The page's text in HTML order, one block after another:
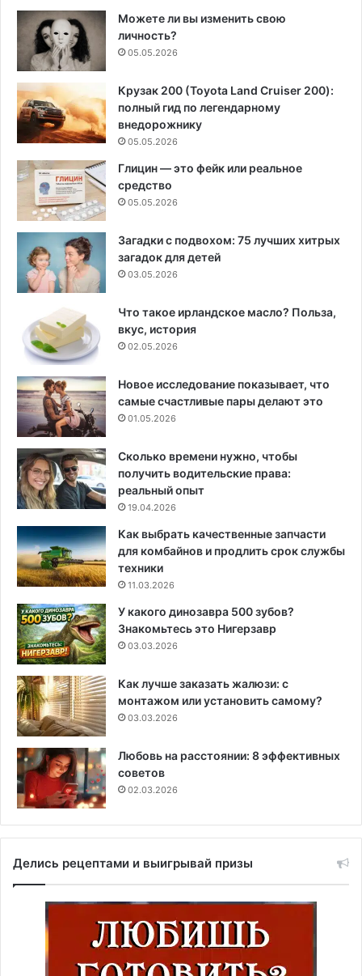
Можете ли вы изменить свою
личность?
05.05.2026
Крузак 200 (Toyota Land Cruiser 200):
полный гид по легендарному
внедорожнику
05.05.2026
Глицин — это фейк или реальное
средство
05.05.2026
Загадки с подвохом: 75 лучших хитрых
загадок для детей
03.05.2026
Что такое ирландское масло? Польза,
вкус, история
02.05.2026
Новое исследование показывает, что
самые счастливые пары делают это
01.05.2026
Сколько времени нужно, чтобы
получить водительские права:
реальный опыт
19.04.2026
Как выбрать качественные запчасти
для комбайнов и продлить срок службы
техники
11.03.2026
У какого динозавра 500 зубов?
Знакомьтесь это Нигерзавр
03.03.2026
Как лучше заказать жалюзи: с
монтажом или установить самому?
03.03.2026
Любовь на расстоянии: 8 эффективных
советов
02.03.2026
Делись рецептами и выигрывай призы